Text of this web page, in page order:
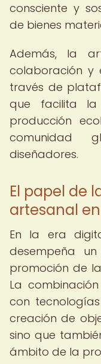
consciente y
de bienes
Además, la
colaboración y
través de
que facilita
producción
comunidad
diseñadores.
El papel de
artesanal
En la era
desempeña
promoción de
La
con
creación de
sino que
ámbito de la